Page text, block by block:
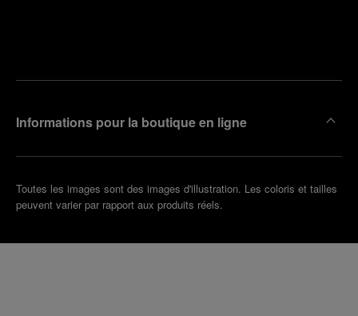
Informations pour la boutique en ligne
Toutes les images sont des images d'illustration. Les coloris et tailles
peuvent varier par rapport aux produits réels.